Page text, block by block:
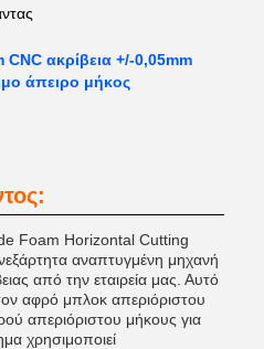
ακρίβεια +/-0,05mm
άπειρο μήκος
Foam Horizontal Cutting
αναπτυγμένη μηχανή
από την εταιρεία μας. Αυτό
αφρό μπλοκ απεριόριστου
απεριόριστου μήκους για
χρησιμοποιεί